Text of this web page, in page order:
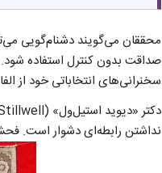
محققان می‌گویند دشنام‌گویی
صداقت بدون کنترل استفاده
سخنرانی‌های انتخاباتی خود از
نداشتن رابطه‌ای دشوار است.